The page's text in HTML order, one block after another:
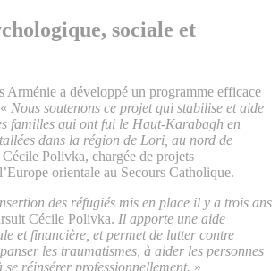
sociale et
Arménie a développé un programme efficace
Nous soutenons ce projet qui stabilise et aide
familles qui ont fui le Haut-Karabagh en
dans la région de Lori, au nord de
Cécile Polivka, chargée de projets
orientale au Secours Catholique.
des réfugiés mis en place il y a trois ans
Cécile Polivka. Il apporte une aide
et financière, et permet de lutter contre
les traumatismes, à aider les personnes
se réinsérer professionnellement. »